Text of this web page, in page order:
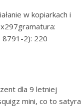
w kopiarkach i
8791-2): 220
dla 9 letniej
mini, co to satyra